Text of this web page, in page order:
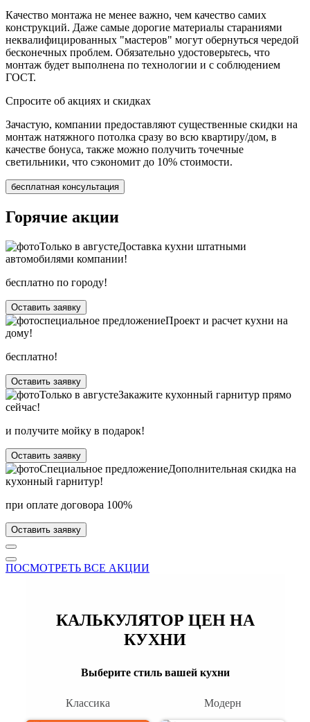
Качество монтажа не менее важно, чем качество самих
конструкций. Даже самые дорогие материалы стараниями
неквалифицированных "мастеров" могут обернуться чередой
бесконечных проблем. Обязательно удостоверьтесь, что
монтаж будет выполнена по технологии и с соблюдением
ГОСТ.
Спросите об акциях и скидках
Зачастую, компании предоставляют существенные скидки на
монтаж натяжного потолка сразу во всю квартиру/дом, в
качестве бонуса, также можно получить точечные
светильники, что сэкономит до 10% стоимости.
бесплатная консультация
Горячие акции
Только в августеДоставка кухни штатными
автомобилями компании!
бесплатно по городу!
Оставить заявку
специальное предложениеПроект и расчет кухни на
дому!
бесплатно!
Оставить заявку
Только в августеЗакажите кухонный гарнитур прямо
сейчас!
и получите мойку в подарок!
Оставить заявку
Специальное предложениеДополнительная скидка на
кухонный гарнитур!
при оплате договора 100%
Оставить заявку
ПОСМОТРЕТЬ ВСЕ АКЦИИ
КАЛЬКУЛЯТОР ЦЕН НА
КУХНИ
Выберите стиль вашей кухни
Классика Модерн